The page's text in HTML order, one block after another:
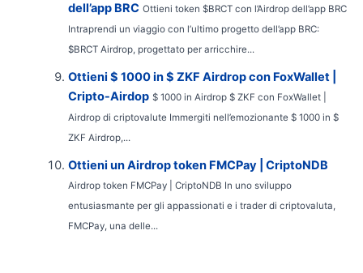
dell’app BRC Ottieni token $BRCT con l’Airdrop dell’app BRC
Intraprendi un viaggio con l’ultimo progetto dell’app BRC:
$BRCT Airdrop, progettato per arricchire...
Ottieni $ 1000 in $ ZKF Airdrop con FoxWallet |
Cripto-Airdop $ 1000 in Airdrop $ ZKF con FoxWallet |
Airdrop di criptovalute Immergiti nell’emozionante $ 1000 in $
ZKF Airdrop,...
Ottieni un Airdrop token FMCPay | CriptoNDB
Airdrop token FMCPay | CriptoNDB In uno sviluppo
entusiasmante per gli appassionati e i trader di criptovaluta,
FMCPay, una delle...